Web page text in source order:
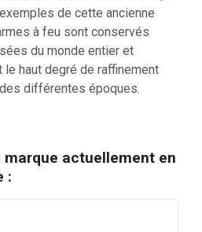
de cette ancienne
à feu sont conservés
du monde entier et
le haut degré de raffinement
différentes époques.
actuellement en
: